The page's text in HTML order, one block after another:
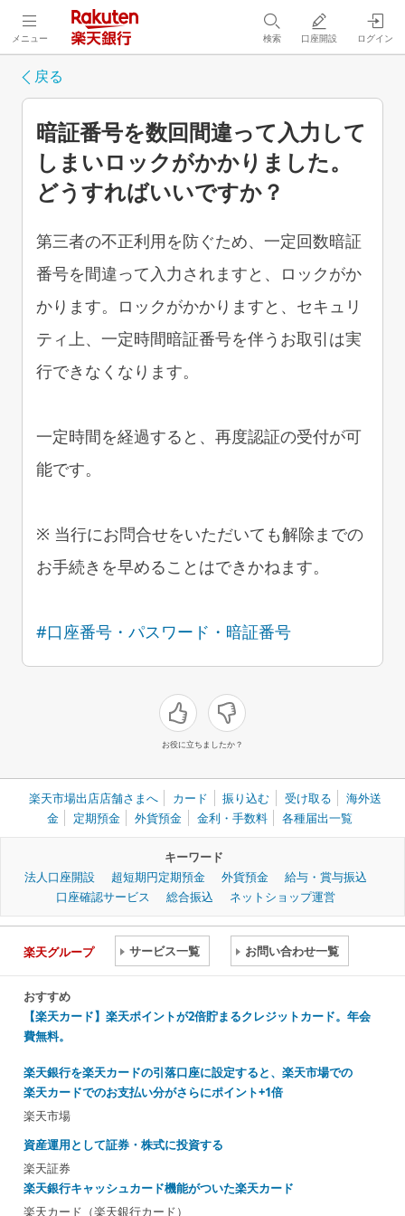
メニュー 検索 口座開設 ログイン
戻る
暗証番号を数回間違って入力して
しまいロックがかかりました。
どうすればいいですか？
第三者の不正利用を防ぐため、一定回数暗証
番号を間違って入力されますと、ロックがか
かります。ロックがかかりますと、セキュリ
ティ上、一定時間暗証番号を伴うお取引は実
行できなくなります。
一定時間を経過すると、再度認証の受付が可
能です。
※ 当行にお問合せをいただいても解除までの
お手続きを早めることはできかねます。
#口座番号・パスワード・暗証番号
お役に立ちましたか？
楽天市場出店店舗さまへ カード 振り込む 受け取る
海外送
金
定期預金 外貨預金 金利・手数料 各種届出一覧
キーワード
法人口座開設
超短期円定期預金 外貨預金
給与・賞与振込
口座確認サービス
総合振込 ネットショップ運営
楽天グループ サービス一覧 お問い合わせ一覧
おすすめ
【楽天カード】楽天ポイントが2倍貯まるクレジットカード。年会
費無料。
楽天銀行を楽天カードの引落口座に設定すると、楽天市場での
楽天カードでのお支払い分がさらにポイント+1倍
楽天市場
資産運用として証券・株式に投資する
楽天証券
楽天銀行キャッシュカード機能がついた楽天カード
楽天カード（楽天銀行カード）